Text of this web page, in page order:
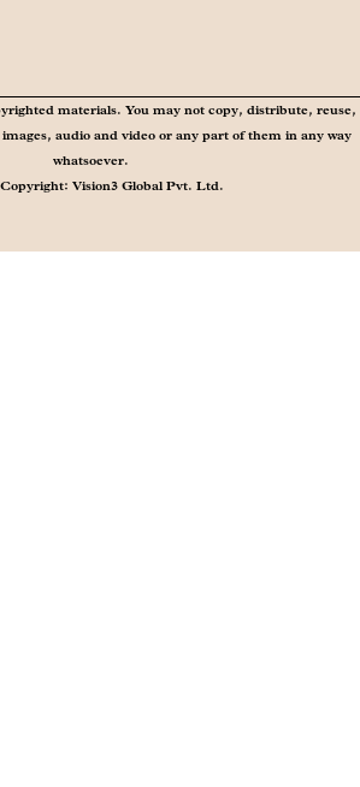
materials. You may not copy, distribute, reuse,
audio and video or any part of them in any way
whatsoever.
Vision3 Global Pvt. Ltd.